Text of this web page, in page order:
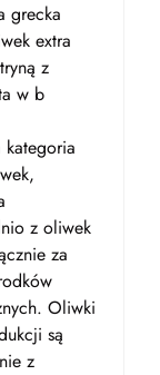
grecka
extra
z
w b
kategoria
z oliwek
za
Oliwki
są
z